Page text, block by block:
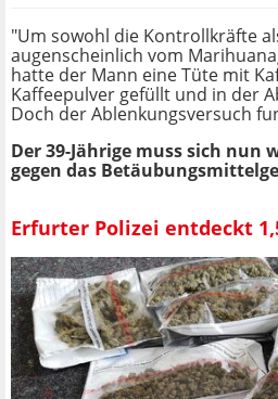
"Um sowohl die Kontrollkräfte
augenscheinlich vom
hatte der Mann eine Tüte mit
Kaffeepulver gefüllt und in der
Doch der Ablenkungsversuch
Der 39-Jährige muss sich nun
gegen das
Erfurter Polizei entdeckt